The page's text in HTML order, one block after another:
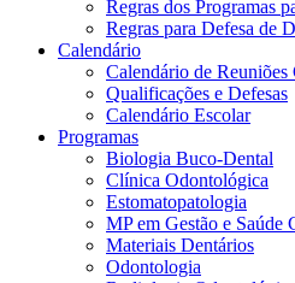
Regras dos Programas
Regras para Defesa de
Calendário
Calendário de Reuniões
Qualificações e Defesas
Calendário Escolar
Programas
Biologia Buco-Dental
Clínica Odontológica
Estomatopatologia
MP em Gestão e Saúde
Materiais Dentários
Odontologia